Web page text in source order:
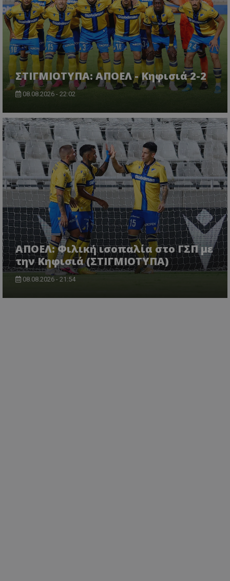
ΣΤΙΓΜΙΟΤΥΠΑ: ΑΠΟΕΛ - Κηφισιά 2-2
08.08.2026 - 22:02
ΑΠΟΕΛ: Φιλική ισοπαλία στο ΓΣΠ με
την Κηφισιά (ΣΤΙΓΜΙΟΤΥΠΑ)
08.08.2026 - 21:54